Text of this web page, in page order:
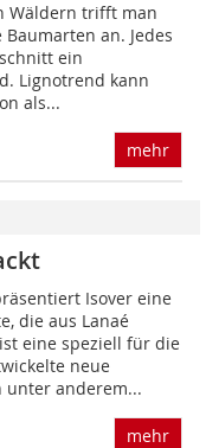
Wäldern trifft man
an. Jedes
ein
Ligno­trend kann
als...
mehr
Isover eine
die aus Lanaé
eine speziell für die
neue
unter anderem...
mehr